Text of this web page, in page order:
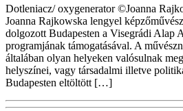
Dotleniacz/ oxygenerator ©Joanna
Joanna Rajkowska lengyel
dolgozott Budapesten a Visegrádi Alap
programjának támogatásával. A
általában olyan helyeken valósulnak
helyszínei, vagy társadalmi illetve
Budapesten eltöltött […]